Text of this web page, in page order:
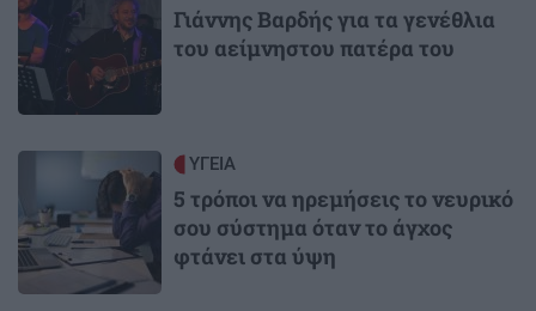
Γιάννης Βαρδής για τα γενέθλια
του αείμνηστου πατέρα του
ΥΓΕΙΑ
5 τρόποι να ηρεμήσεις το νευρικό
σου σύστημα όταν το άγχος
φτάνει στα ύψη